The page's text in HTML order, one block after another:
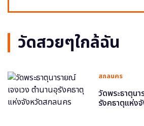
วัดสวยๆใกล้ฉัน
สกลนคร
วัดพระธาตุนา
รังคธาตุแห่ง